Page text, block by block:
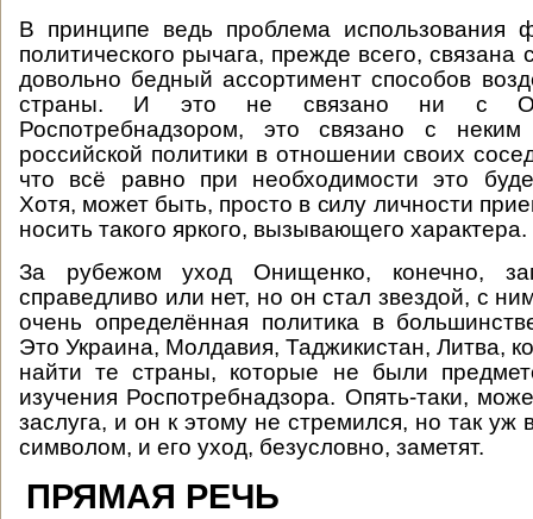
В принципе ведь проблема использования
политического рычага, прежде всего, связана
довольно бедный ассортимент способов
страны. И это не связано ни с
Роспотребнадзором, это связано с
российской политики в отношении своих
что всё равно при необходимости это
Хотя, может быть, просто в силу личности
носить такого яркого, вызывающего характера.
За рубежом уход Онищенко, конечно,
справедливо или нет, но он стал звездой, с
очень определённая политика в
Это Украина, Молдавия, Таджикистан, Литва,
найти те страны, которые не были
изучения Роспотребнадзора. Опять-таки,
заслуга, и он к этому не стремился, но так уж
символом, и его уход, безусловно, заметят.
ПРЯМАЯ РЕЧЬ